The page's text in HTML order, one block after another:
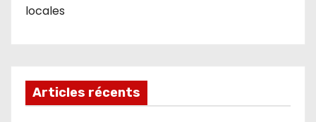
locales
Articles récents